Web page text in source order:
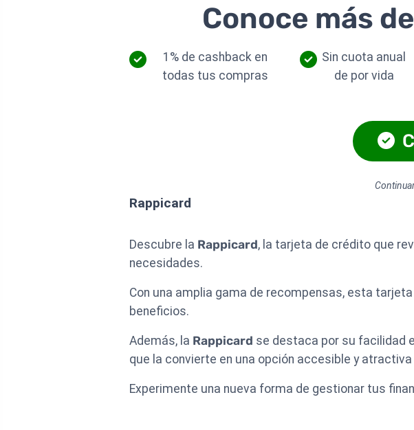
Conoce más
1% de cashback en
todas tus compras
Sin cuota anual
de por vida
Rappicard
Descubre la Rappicard, la tarjeta de crédito que
necesidades.
Con una amplia gama de recompensas, esta
beneficios.
Además, la Rappicard se destaca por su facilidad
que la convierte en una opción accesible y
Experimente una nueva forma de gestionar tus